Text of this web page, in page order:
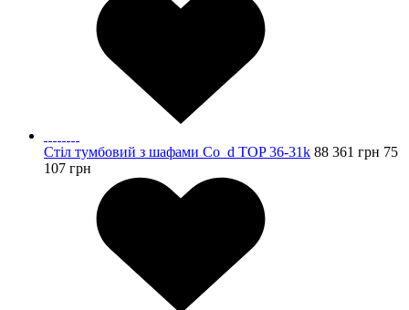
Стіл тумбовий з шафами Co_d TOP 36-31k 88 361 грн 75
107 грн